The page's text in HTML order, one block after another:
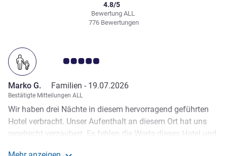
Bewertung ALL
4.8/5
776 Bewertungen
Note Kundenmeinungen 5.0/5
Marko G. Familien - 19.07.2026
Bestätigte Mitteilungen ALL
Wir haben drei Nächte in diesem hervorragend geführten
Hotel verbracht. Unser Aufenthalt an diesem Ort hat uns
regelrecht verzaubert. Es fehlen die Worte dieses Hotel und